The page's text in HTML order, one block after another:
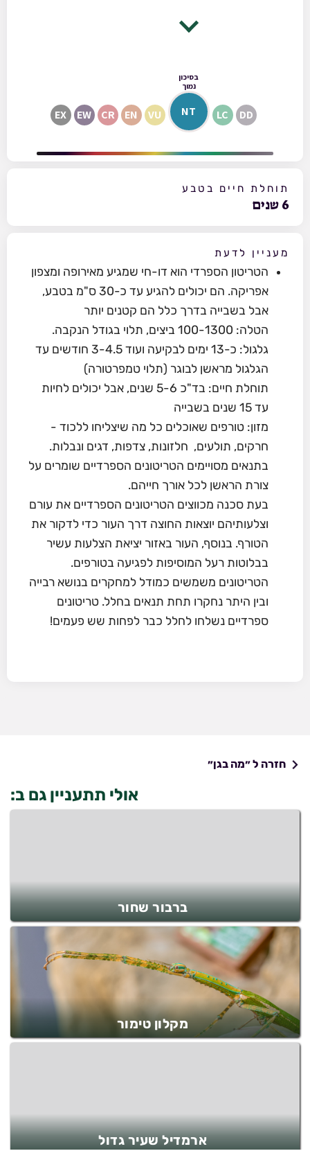
DD
LC
בסיכון
נמוך
NT
VU
EN
CR
EW
EX
תוחלת חיים בטבע
6 שנים
מעניין לדעת
הטריטון הספרדי הוא דו-חי שמגיע מאירופה ומצפון
אפריקה. הם יכולים להגיע עד כ-30 ס"מ בטבע,
אבל בשבייה בדרך כלל הם קטנים יותר
הטלה: 100-1300 ביצים, תלוי בגודל הנקבה.
גלגול: כ-13 ימים לבקיעה ועוד 3-4.5 חודשים עד
הגלגול מראשן לבוגר (תלוי טמפרטורה)
תוחלת חיים: בד"כ 5-6 שנים, אבל יכולים לחיות
עד 15 שנים בשבייה
מזון: טורפים שאוכלים כל מה שיצליחו ללכוד -
חרקים, תולעים, חלזונות, צדפות, דגים ונבלות.
בתנאים מסויימים הטריטונים הספרדיים שומרים על
צורת הראשן לכל אורך חייהם.
בעת סכנה מכווצים הטריטונים הספרדיים את עורם
וצלעותיהם יוצאות החוצה דרך העור כדי לדקור את
הטורף. בנוסף, העור באזור יציאת הצלעות עשיר
בבלוטות רעל המוסיפות לפגיעה בטורפים.
הטריטונים משמשים כמודל למחקרים בנושא רבייה
ובין היתר נחקרו תחת תנאים בחלל. טריטונים
ספרדיים נשלחו לחלל כבר לפחות שש פעמים!
חזרה ל ״מה בגן״
אולי תתעניין גם ב:
ברבור שחור
מקלון טימור
ארמדיל שעיר גדול